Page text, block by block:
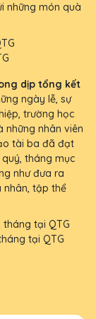
những món quà
dịp tổng kết
ngày lễ, sự
trường học
những nhân viên
tài ba đã đạt
tháng mục
như đưa ra
nhân, tập thể
tại QTG